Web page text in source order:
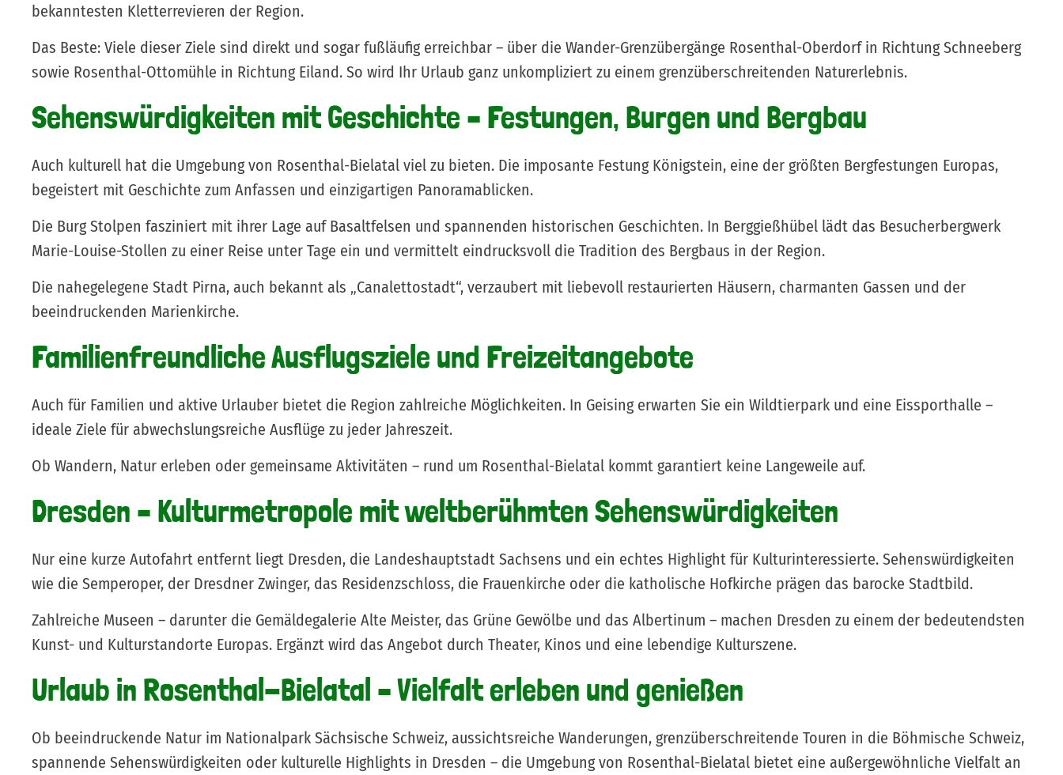
bekanntesten Kletterrevieren der Region.
Das Beste: Viele dieser Ziele sind direkt und sogar fußläufig erreichbar – über die Wander-Grenzübergänge Rosenthal-Oberdorf in Richtung Schneeberg
sowie Rosenthal-Ottomühle in Richtung Eiland. So wird Ihr Urlaub ganz unkompliziert zu einem grenzüberschreitenden Naturerlebnis.
Sehenswürdigkeiten mit Geschichte – Festungen, Burgen und Bergbau
Auch kulturell hat die Umgebung von Rosenthal-Bielatal viel zu bieten. Die imposante Festung Königstein, eine der größten Bergfestungen Europas,
begeistert mit Geschichte zum Anfassen und einzigartigen Panoramablicken.
Die Burg Stolpen fasziniert mit ihrer Lage auf Basaltfelsen und spannenden historischen Geschichten. In Berggießhübel lädt das Besucherbergwerk
Marie-Louise-Stollen zu einer Reise unter Tage ein und vermittelt eindrucksvoll die Tradition des Bergbaus in der Region.
Die nahegelegene Stadt Pirna, auch bekannt als „Canalettostadt“, verzaubert mit liebevoll restaurierten Häusern, charmanten Gassen und der
beeindruckenden Marienkirche.
Familienfreundliche Ausflugsziele und Freizeitangebote
Auch für Familien und aktive Urlauber bietet die Region zahlreiche Möglichkeiten. In Geising erwarten Sie ein Wildtierpark und eine Eissporthalle –
ideale Ziele für abwechslungsreiche Ausflüge zu jeder Jahreszeit.
Ob Wandern, Natur erleben oder gemeinsame Aktivitäten – rund um Rosenthal-Bielatal kommt garantiert keine Langeweile auf.
Dresden – Kulturmetropole mit weltberühmten Sehenswürdigkeiten
Nur eine kurze Autofahrt entfernt liegt Dresden, die Landeshauptstadt Sachsens und ein echtes Highlight für Kulturinteressierte. Sehenswürdigkeiten
wie die Semperoper, der Dresdner Zwinger, das Residenzschloss, die Frauenkirche oder die katholische Hofkirche prägen das barocke Stadtbild.
Zahlreiche Museen – darunter die Gemäldegalerie Alte Meister, das Grüne Gewölbe und das Albertinum – machen Dresden zu einem der bedeutendsten
Kunst- und Kulturstandorte Europas. Ergänzt wird das Angebot durch Theater, Kinos und eine lebendige Kulturszene.
Urlaub in Rosenthal-Bielatal – Vielfalt erleben und genießen
Ob beeindruckende Natur im Nationalpark Sächsische Schweiz, aussichtsreiche Wanderungen, grenzüberschreitende Touren in die Böhmische Schweiz,
spannende Sehenswürdigkeiten oder kulturelle Highlights in Dresden – die Umgebung von Rosenthal-Bielatal bietet eine außergewöhnliche Vielfalt an
Navigation
überspringen